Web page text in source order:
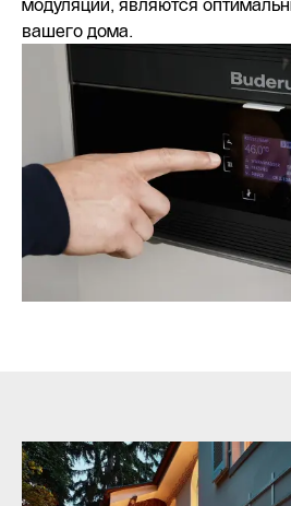
модуляции, являются
вашего дома.